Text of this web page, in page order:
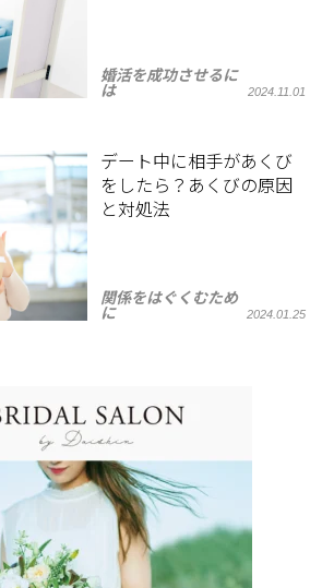
婚活を成功させるに
は
2024.11.01
デート中に相手があくび
をしたら？あくびの原因
と対処法
関係をはぐくむため
に
2024.01.25